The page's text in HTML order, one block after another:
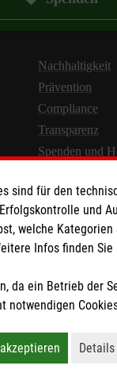
Nachhaltigkeit
Prävention
Compliance
Transparenz
Spenden und
Newsletter
|Barrierefreiheit
sind für den
und
welche
Infos finden
da ein Betrieb der
essentiellen Cookies
Akzeptiert alle